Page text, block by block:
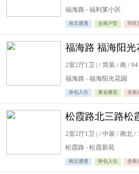
福海路 - 福利莱小区
南北通透 全南户型 学区
2室2厅1卫 | / 简装 / 南 / 94
福海路 - 福海阳光花园
拎包入住 黄金楼层 全南
2室2厅1卫 | / 中装 / 南北 /
松霞路 - 松霞新苑
南北通透 拎包入住 全南